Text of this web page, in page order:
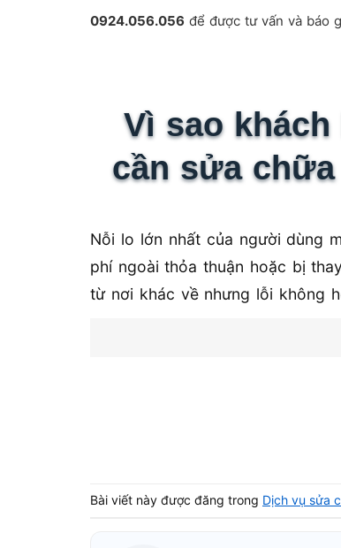
0924.056.056 để được tư vấn và báo
Vì sao
cần sửa chữa
Nỗi lo lớn nhất của người dùng
phí ngoài thỏa thuận hoặc bị
từ nơi khác về nhưng lỗi không
laptop tại TP.HCM, nhờ quy
Bài viết này được đăng trong Dịch vụ sửa